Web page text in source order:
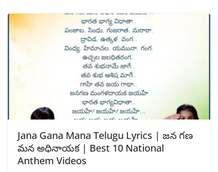
Jana Gana Mana Telugu Lyrics | జన గణ
మన అధినాయక | Best 10 National
Anthem Videos